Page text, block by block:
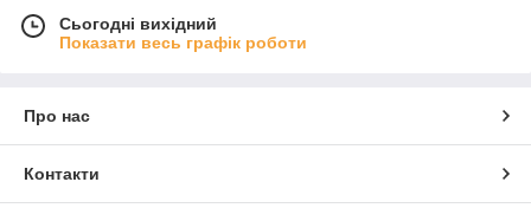
Сьогодні вихідний
Показати весь графік роботи
Про нас
Контакти